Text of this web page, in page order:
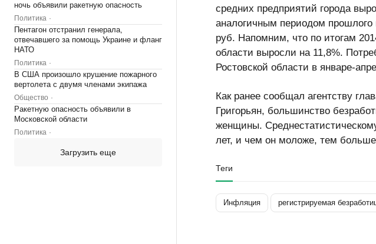
ночь объявили ракетную опасность
Политика
Пентагон отстранил генерала,
отвечавшего за помощь Украине и фланг
НАТО
Политика
В США произошло крушение пожарного
вертолета с двумя членами экипажа
Общество
Ракетную опасность объявили в
Московской области
Политика
Загрузить еще
средних предприятий города
аналогичным периодом прошлого
руб. Напомним, что по итогам
области выросли на 11,8%.
Ростовской области в январе-
Как ранее сообщал агентству
Григорьян, большинство
женщины.
лет, и чем он моложе, тем
Теги
Инфляция регистрируемая